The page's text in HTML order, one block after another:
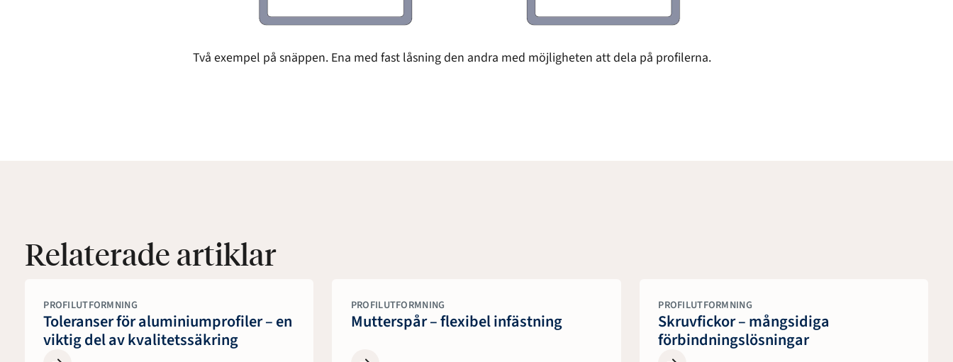
Två exempel på snäppen. Ena med fast låsning den andra med möjligheten att dela på profilerna.
Relaterade artiklar
PROFILUTFORMNING
Toleranser för aluminiumprofiler – en
viktig del av kvalitetssäkring
PROFILUTFORMNING
Mutterspår – flexibel infästning
PROFILUTFORMNING
Skruvfickor – mångsidiga
förbindningslösningar